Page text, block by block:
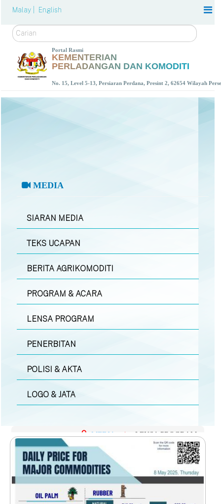
Malay | English
Carian
Portal Rasmi
KEMENTERIAN
PERLADANGAN DAN KOMODITI
No. 15, Level 5-13, Persiaran Perdana, Presint 2, 62654 Wilayah
MEDIA
SIARAN MEDIA
TEKS UCAPAN
BERITA AGRIKOMODITI
PROGRAM & ACARA
LENSA PROGRAM
PENERBITAN
POLISI & AKTA
LOGO & JATA
MEDIA | LENSA PROGRAM